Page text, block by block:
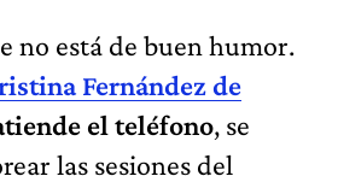
no está de buen humor.
Fernández de
el teléfono, se
las sesiones del